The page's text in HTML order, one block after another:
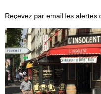
Reçevez par email les alertes